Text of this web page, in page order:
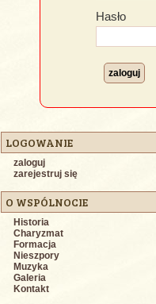
Hasło
LOGOWANIE
zaloguj
zarejestruj się
O WSPÓLNOCIE
Historia
Charyzmat
Formacja
Nieszpory
Muzyka
Galeria
Kontakt